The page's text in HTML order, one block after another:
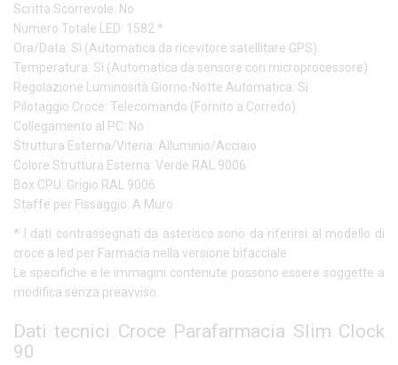
Scritta Scorrevole: No
Numero Totale LED: 1582 *
Ora/Data: Sì (Automatica da ricevitore satellitare GPS)
Temperatura: Sì (Automatica da sensore con microprocessore)
Regolazione Luminosità Giorno-Notte Automatica: Sì
Pilotaggio Croce: Telecomando (Fornito a Corredo)
Collegamento al PC: No
Struttura Esterna/Viteria: Alluminio/Acciaio
Colore Struttura Esterna: Verde RAL 9006
Box CPU: Grigio RAL 9006
Staffe per Fissaggio: A Muro
* I dati contrassegnati da asterisco sono da riferirsi al modello di
croce a led per Farmacia nella versione bifacciale.
Le specifiche e le immagini contenute possono essere soggette a
modifica senza preavviso.
Dati tecnici Croce Parafarmacia Slim Clock
90